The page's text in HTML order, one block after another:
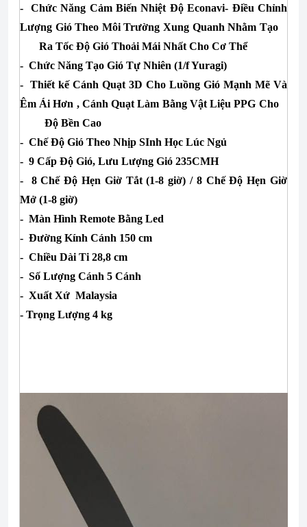
- Chức Năng Cảm Biến Nhiệt Độ Econavi- Điều Chỉnh
Lượng Gió Theo Môi Trường Xung Quanh Nhằm Tạo
Ra Tốc Độ Gió Thoải Mái Nhất Cho Cơ Thể
- Chức Năng Tạo Gió Tự Nhiên (1/f Yuragi)
- Thiết kế Cánh Quạt 3D Cho Luồng Gió Mạnh Mẽ Và
Êm Ái Hơn , Cánh Quạt Làm Bằng Vật Liệu PPG Cho
Độ Bền Cao
- Chế Độ Gió Theo Nhịp SInh Học Lúc Ngủ
- 9 Cấp Độ Gió, Lưu Lượng Gió 235CMH
- 8 Chế Độ Hẹn Giờ Tắt (1-8 giờ) / 8 Chế Độ Hẹn Giờ
Mở (1-8 giờ)
- Màn Hình Remote Bằng Led
- Đường Kính Cánh 150 cm
- Chiều Dài Ti 28,8 cm
- Số Lượng Cánh 5 Cánh
- Xuất Xứ Malaysia
- Trọng Lượng 4 kg